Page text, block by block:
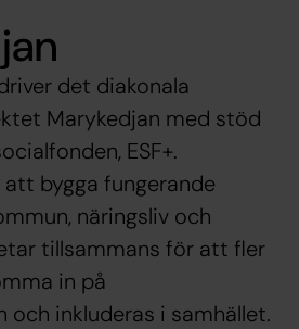
det diakonala
Marykedjan med stöd
ESF+.
bygga fungerande
näringsliv och
tillsammans för att fler
in på
och inkluderas i samhället.